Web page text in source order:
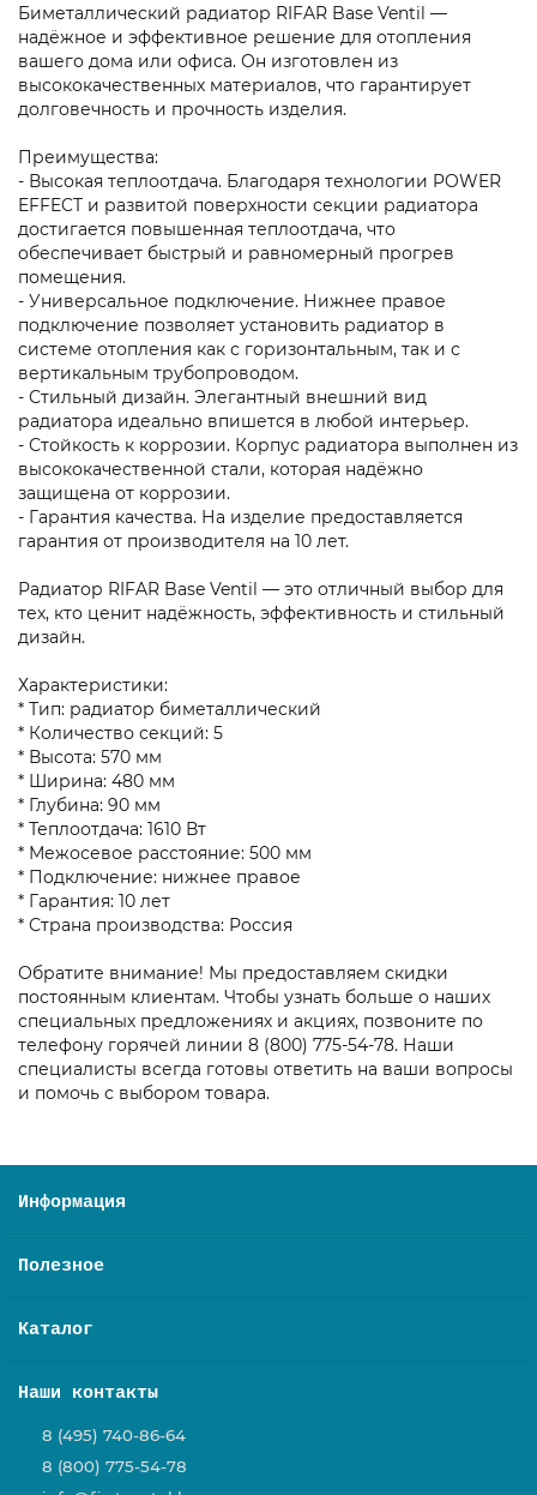
Биметаллический радиатор RIFAR Base Ventil —
надёжное и эффективное решение для отопления
вашего дома или офиса. Он изготовлен из
высококачественных материалов, что гарантирует
долговечность и прочность изделия.
Преимущества:
- Высокая теплоотдача. Благодаря технологии POWER
EFFECT и развитой поверхности секции радиатора
достигается повышенная теплоотдача, что
обеспечивает быстрый и равномерный прогрев
помещения.
- Универсальное подключение. Нижнее правое
подключение позволяет установить радиатор в
системе отопления как с горизонтальным, так и с
вертикальным трубопроводом.
- Стильный дизайн. Элегантный внешний вид
радиатора идеально впишется в любой интерьер.
- Стойкость к коррозии. Корпус радиатора выполнен из
высококачественной стали, которая надёжно
защищена от коррозии.
- Гарантия качества. На изделие предоставляется
гарантия от производителя на 10 лет.
Радиатор RIFAR Base Ventil — это отличный выбор для
тех, кто ценит надёжность, эффективность и стильный
дизайн.
Характеристики:
* Тип: радиатор биметаллический
* Количество секций: 5
* Высота: 570 мм
* Ширина: 480 мм
* Глубина: 90 мм
* Теплоотдача: 1610 Вт
* Межосевое расстояние: 500 мм
* Подключение: нижнее правое
* Гарантия: 10 лет
* Страна производства: Россия
Обратите внимание! Мы предоставляем скидки
постоянным клиентам. Чтобы узнать больше о наших
специальных предложениях и акциях, позвоните по
телефону горячей линии 8 (800) 775-54-78. Наши
специалисты всегда готовы ответить на ваши вопросы
и помочь с выбором товара.
Информация
Полезное
Каталог
Наши контакты
8 (495) 740-86-64
8 (800) 775-54-78